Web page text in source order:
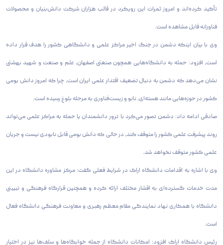
تأکید کرده‌اند و امروز ثمرات این رویکرد در قالب هزاران شرکت دانش‌بنیان و محصولات
فناورانه قابل مشاهده است.
وی با بیان اینکه دشمن در جنگ اخیر مراکز علمی و دانشگاهی کشور را هدف قرار داده
است، افزود: حمله به دانشگاه‌هایی همچون صنعتی اصفهان، علم و صنعت و شهید بهشتی
نشان می‌دهد که دشمن به دنبال تضعیف اقتدار علمی ایران است، چرا که امروز دانش بومی
کشور در حوزه‌هایی مانند هسته‌ای، نانو و زیست‌فناوری به مرحله بلوغ رسیده است.
صادقی ادامه داد: دشمن تصور می‌کرد با ترور دانشمندان یا حمله به مراکز علمی می‌تواند
روند پیشرفت علمی کشور را متوقف کند، در حالی که دانش بومی قابل نابودی نیست و جریان
علمی کشور متوقف نخواهد شد.
وی با اشاره به اقدامات دانشگاه اراک در شرایط فعلی گفت: مرکز مشاوره دانشگاه در این
مدت خدمات گسترده‌ای به اقشار مختلف ارائه کرده و همچنین قرارگاه فرهنگی و تبیینی
دانشگاه با همکاری نهاد نمایندگی مقام معظم رهبری و معاونت فرهنگی دانشگاه فعال
است.
رئیس دانشگاه اراک افزود: امکانات دانشگاه از جمله خوابگاه‌ها و سلف‌ها نیز در اختیار